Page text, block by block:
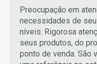
Preocupação em
necessidades de
níveis. Rigorosa
seus produtos, do
ponto de venda. São